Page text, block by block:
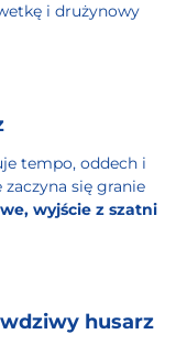
i drużynowy
tempo, oddech i
zaczyna się granie
wyjście z szatni
husarz